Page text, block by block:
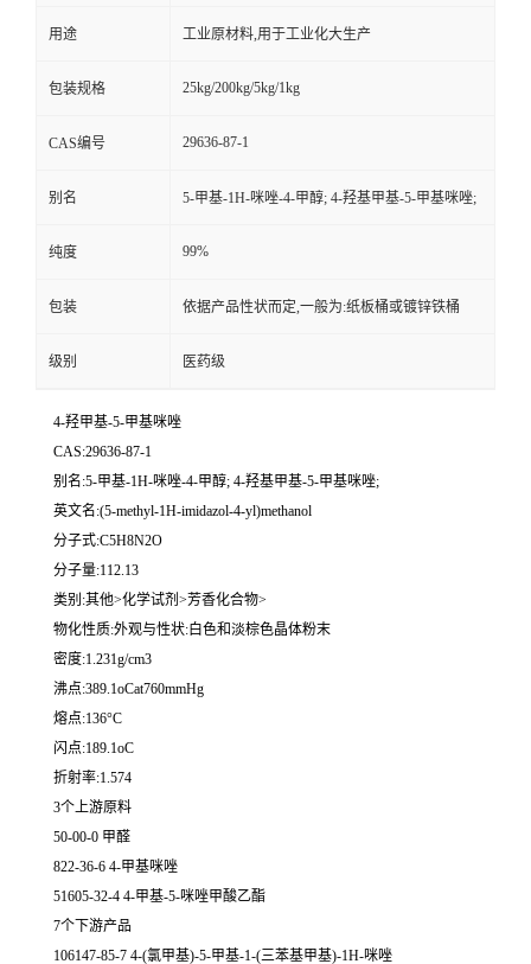
用途 工业原材料,用于工业化大生产
包装规格 25kg/200kg/5kg/1kg
CAS编号 29636-87-1
别名 5-甲基-1H-咪唑-4-甲醇; 4-羟基甲基-5-甲基咪唑;
纯度 99%
包装 依据产品性状而定,一般为:纸板桶或镀锌铁桶
级别 医药级
4-羟甲基-5-甲基咪唑
CAS:29636-87-1
别名:5-甲基-1H-咪唑-4-甲醇; 4-羟基甲基-5-甲基咪唑;
英文名:(5-methyl-1H-imidazol-4-yl)methanol
分子式:C5H8N2O
分子量:112.13
类别:其他>化学试剂>芳香化合物>
物化性质:外观与性状:白色和淡棕色晶体粉末
密度:1.231g/cm3
沸点:389.1oCat760mmHg
熔点:136°C
闪点:189.1oC
折射率:1.574
3个上游原料
50-00-0 甲醛
822-36-6 4-甲基咪唑
51605-32-4 4-甲基-5-咪唑甲酸乙酯
7个下游产品
106147-85-7 4-(氯甲基)-5-甲基-1-(三苯基甲基)-1H-咪唑